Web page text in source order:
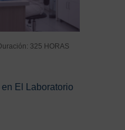
325 HORAS
El Laboratorio